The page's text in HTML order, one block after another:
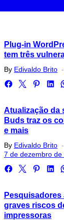
Plug-in
tem três
By Edivaldo Brito
Atualização da
Buds traz os
e mais
By Edivaldo Brito
7 de dezembro de
Pesquisadores
graves riscos
impressoras